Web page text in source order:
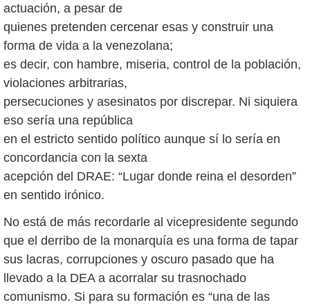
actuación, a pesar de
quienes pretenden cercenar esas y construir una
forma de vida a la venezolana;
es decir, con hambre, miseria, control de la población,
violaciones arbitrarias,
persecuciones y asesinatos por discrepar. Ni siquiera
eso sería una república
en el estricto sentido político aunque sí lo sería en
concordancia con la sexta
acepción del DRAE: “Lugar donde reina el desorden”
en sentido irónico.
No está de más recordarle al vicepresidente segundo
que el derribo de la monarquía es una forma de tapar
sus lacras, corrupciones y oscuro pasado que ha
llevado a la DEA a acorralar su trasnochado
comunismo. Si para su formación es “una de las